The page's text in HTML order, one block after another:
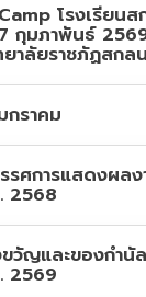
โรงเรียน
กุมภาพันธ์
ยาลัยราชภัฏสกล
กราคม
ศการแสดงผลง
2568
วัญและของกำ
2569